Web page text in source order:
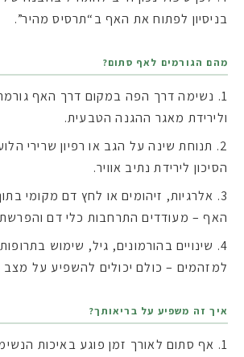
בניסיון לפתוח את האף ב“תרסיס מהיר”.
מהם הגורמים לאף סתום?
נשימה דרך הפה במקום דרך האף
ולירידת מאגר ההגנה הטבעית.
תנוחת שינה על הגב או רפיון שרירי
הסיכון לירידת נתיב אוויר.
אלרגיות, זיהומים או לחץ דם מקומי
האף – מעודדים התרחבות כלי דם והפרשת
שינויים בהורמונים, גיל, שימוש
למזהמים – כולם יכולים להשפיע על
איך זה משפיע על בריאותך?
אף סתום לאורך זמן פוגע באיכות